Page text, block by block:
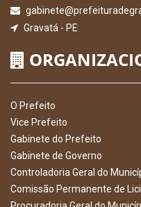
Gravatá - PE
O Prefeito
Vice Prefeito
Gabinete do Prefeito
Gabinete de Governo
Controladoria Geral do
Comissão Permanente de